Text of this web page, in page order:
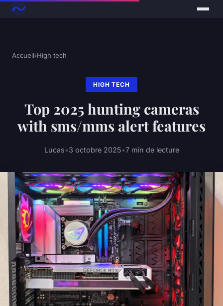
Accueil›High tech
HIGH TECH
Top 2025 hunting cameras
with sms/mms alert features
Lucas•3 octobre 2025•7 min de lecture